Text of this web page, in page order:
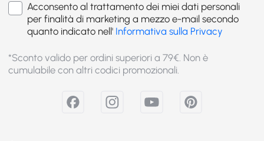
Acconsento al trattamento dei miei dati personali
per finalità di marketing a mezzo e-mail secondo
quanto indicato nell' Informativa sulla Privacy
*Sconto valido per ordini superiori a 79€. Non è
cumulabile con altri codici promozionali.